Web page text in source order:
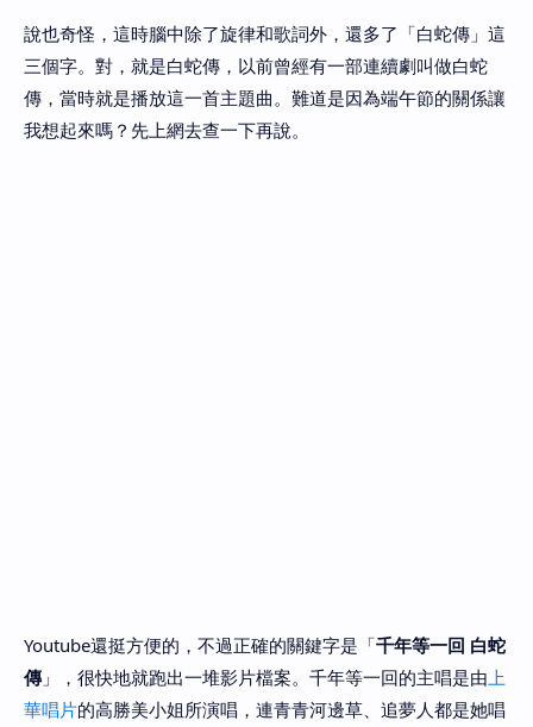
說也奇怪，這時腦中除了旋律和歌詞外，還多了「白蛇傳」這
三個字。對，就是白蛇傳，以前曾經有一部連續劇叫做白蛇
傳，當時就是播放這一首主題曲。難道是因為端午節的關係讓
我想起來嗎？先上網去查一下再說。
Youtube還挺方便的，不過正確的關鍵字是「千年等一回 白蛇
傳」，很快地就跑出一堆影片檔案。千年等一回的主唱是由上
華唱片的高勝美小姐所演唱，連青青河邊草、追夢人都是她唱